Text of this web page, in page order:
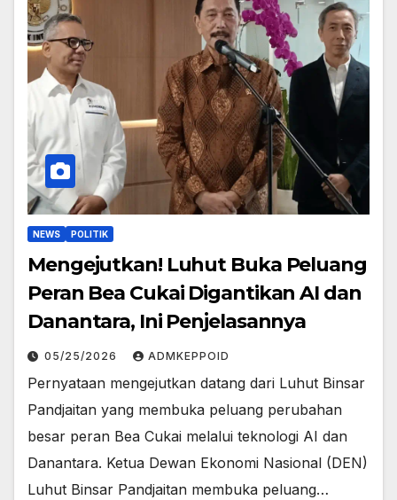
NEWS POLITIK
Mengejutkan! Luhut Buka Peluang
Peran Bea Cukai Digantikan AI dan
Danantara, Ini Penjelasannya
05/25/2026 ADMKEPPOID
Pernyataan mengejutkan datang dari Luhut Binsar
Pandjaitan yang membuka peluang perubahan
besar peran Bea Cukai melalui teknologi AI dan
Danantara. Ketua Dewan Ekonomi Nasional (DEN)
Luhut Binsar Pandjaitan membuka peluang…